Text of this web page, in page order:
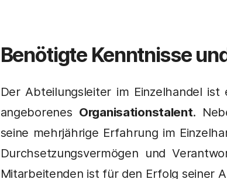
Benötigte Kenntnisse
Der Abteilungsleiter im Einzelhandel ist
angeborenes Organisationstalent.
seine mehrjährige Erfahrung im
Durchsetzungsvermögen und
Mitarbeitenden ist für den Erfolg seiner